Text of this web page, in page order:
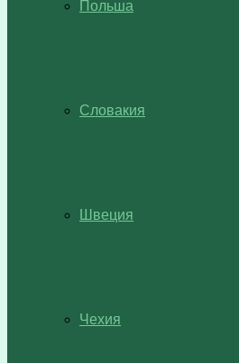
Польша
Словакия
Швеция
Чехия